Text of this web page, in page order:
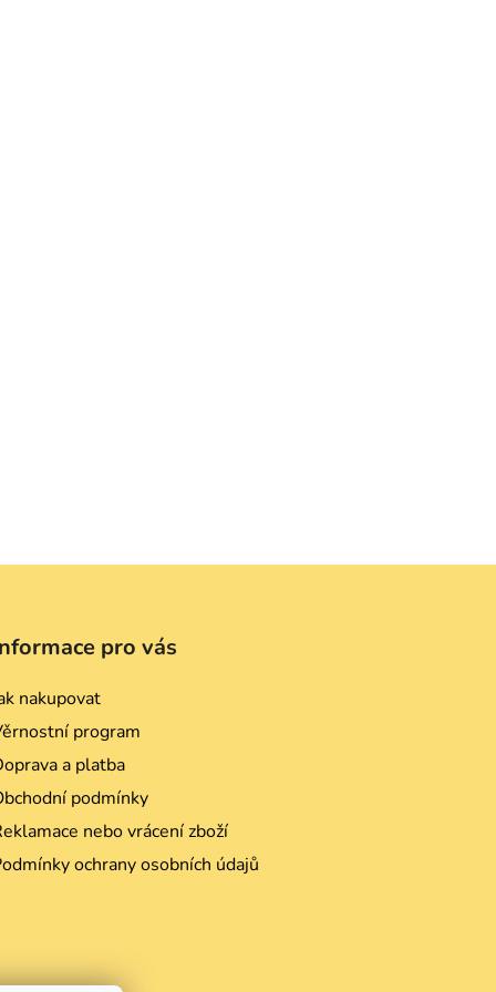
pro vás
nakupovat
program
a platba
podmínky
nebo vrácení zboží
ochrany osobních údajů